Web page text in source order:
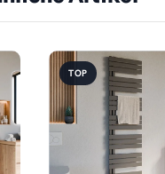
TOP